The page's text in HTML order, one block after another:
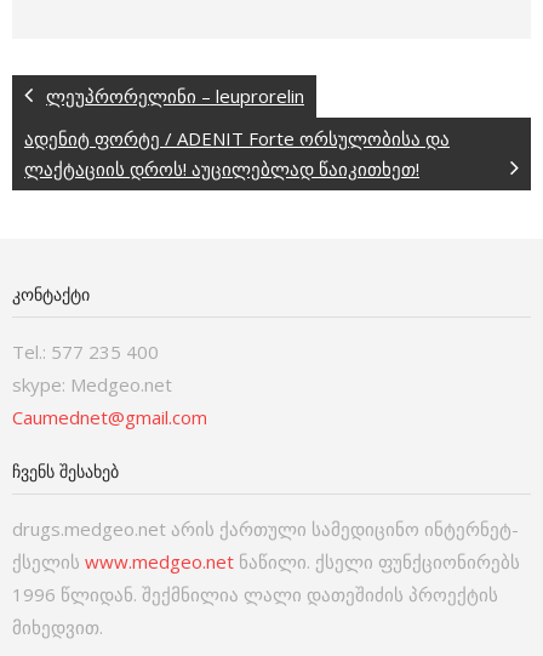
ლეუპრორელინი – leuprorelin
ადენიტ ფორტე / ADENIT Forte ორსულობისა და
ლაქტაციის დროს! აუცილებლად წაიკითხეთ!
ᲙᲝᲜᲢᲐᲥᲢᲘ
Tel.: 577 235 400
skype: Medgeo.net
Caumednet@gmail.com
ᲩᲕᲔᲜᲡ ᲨᲔᲡᲐᲮᲔᲑ
drugs.medgeo.net არის ქართული სამედიცინო ინტერნეტ-
ქსელის www.medgeo.net ნაწილი. ქსელი ფუნქციონირებს
1996 წლიდან. შექმნილია ლალი დათეშიძის პროექტის
მიხედვით.